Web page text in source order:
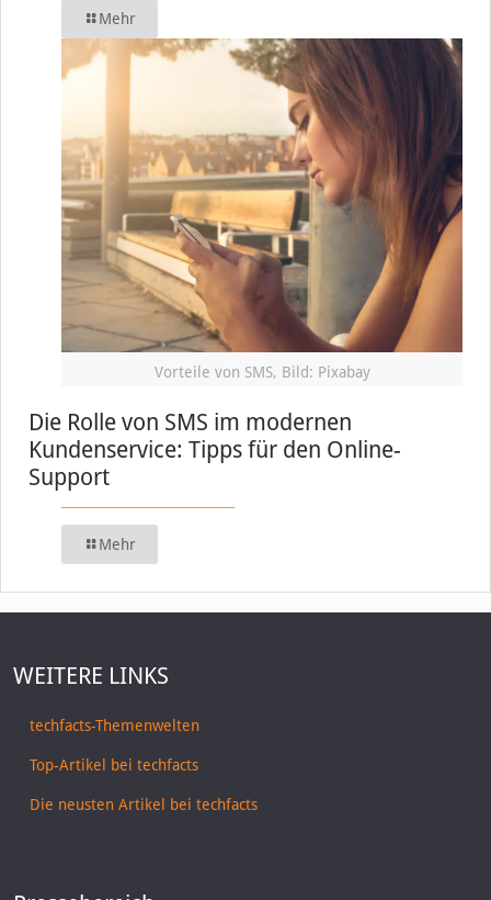
Mehr
Vorteile von SMS, Bild: Pixabay
Die Rolle von SMS im modernen
Kundenservice: Tipps für den Online-
Support
Mehr
WEITERE LINKS
techfacts-Themenwelten
Top-Artikel bei techfacts
Die neusten Artikel bei techfacts